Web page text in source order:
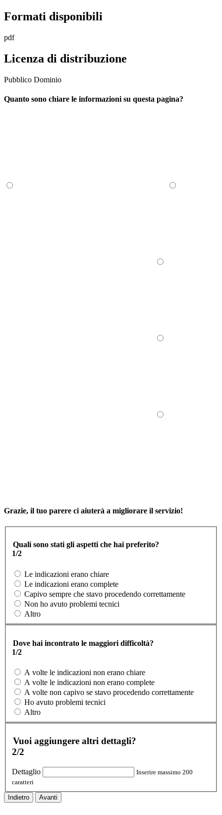
Formati disponibili
pdf
Licenza di distribuzione
Pubblico Dominio
Quanto sono chiare le informazioni su questa pagina?
Grazie, il tuo parere ci aiuterà a migliorare il servizio!
Quali sono stati gli aspetti che hai preferito?
1/2
Le indicazioni erano chiare
Le indicazioni erano complete
Capivo sempre che stavo procedendo correttamente
Non ho avuto problemi tecnici
Altro
Dove hai incontrato le maggiori difficoltà?
1/2
A volte le indicazioni non erano chiare
A volte le indicazioni non erano complete
A volte non capivo se stavo procedendo correttamente
Ho avuto problemi tecnici
Altro
Vuoi aggiungere altri dettagli?
2/2
Dettaglio
Inserire massimo 200
caratteri
Indietro Avanti